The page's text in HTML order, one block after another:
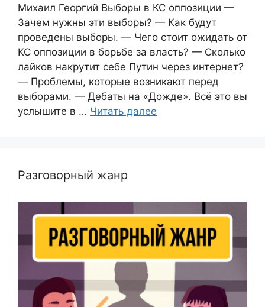
Михаил Георгий Выборы в КС оппозиции —
Зачем нужны эти выборы? — Как будут
проведены выборы. — Чего стоит ожидать от
КС оппозиции в борьбе за власть? — Сколько
лайков накрутит себе Путин через интернет?
— Проблемы, которые возникают перед
выборами. — Дебаты на «Дожде». Всё это вы
услышите в … Читать далее
Разговорный жанр